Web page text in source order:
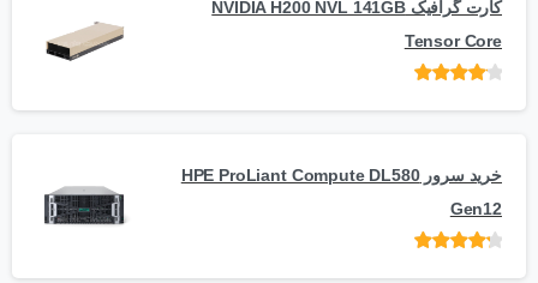
کارت گرافیک NVIDIA H200 NVL 141GB
Tensor Core
5
خرید سرور HPE ProLiant Compute DL580
Gen12